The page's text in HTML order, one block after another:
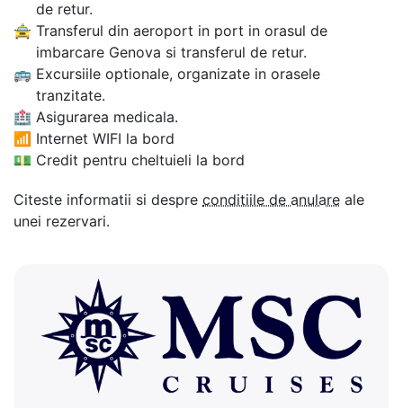
de retur.
🚖 Transferul din aeroport in port in orasul de
imbarcare Genova si transferul de retur.
🚌 Excursiile optionale, organizate in orasele
tranzitate.
🏥 Asigurarea medicala.
📶 Internet WIFI la bord
💵 Credit pentru cheltuieli la bord
Citeste informatii si despre conditiile de anulare ale
unei rezervari.